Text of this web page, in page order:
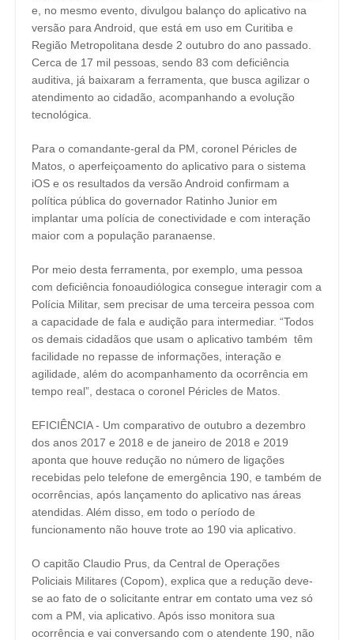
e, no mesmo evento, divulgou balanço do aplicativo na
versão para Android, que está em uso em Curitiba e
Região Metropolitana desde 2 outubro do ano passado.
Cerca de 17 mil pessoas, sendo 83 com deficiência
auditiva, já baixaram a ferramenta, que busca agilizar o
atendimento ao cidadão, acompanhando a evolução
tecnológica.
Para o comandante-geral da PM, coronel Péricles de
Matos, o aperfeiçoamento do aplicativo para o sistema
iOS e os resultados da versão Android confirmam a
política pública do governador Ratinho Junior em
implantar uma polícia de conectividade e com interação
maior com a população paranaense.
Por meio desta ferramenta, por exemplo, uma pessoa
com deficiência fonoaudiólogica consegue interagir com a
Polícia Militar, sem precisar de uma terceira pessoa com
a capacidade de fala e audição para intermediar. “Todos
os demais cidadãos que usam o aplicativo também têm
facilidade no repasse de informações, interação e
agilidade, além do acompanhamento da ocorrência em
tempo real”, destaca o coronel Péricles de Matos.
EFICIÊNCIA - Um comparativo de outubro a dezembro
dos anos 2017 e 2018 e de janeiro de 2018 e 2019
aponta que houve redução no número de ligações
recebidas pelo telefone de emergência 190, e também de
ocorrências, após lançamento do aplicativo nas áreas
atendidas. Além disso, em todo o período de
funcionamento não houve trote ao 190 via aplicativo.
O capitão Claudio Prus, da Central de Operações
Policiais Militares (Copom), explica que a redução deve-
se ao fato de o solicitante entrar em contato uma vez só
com a PM, via aplicativo. Após isso monitora sua
ocorrência e vai conversando com o atendente 190, não